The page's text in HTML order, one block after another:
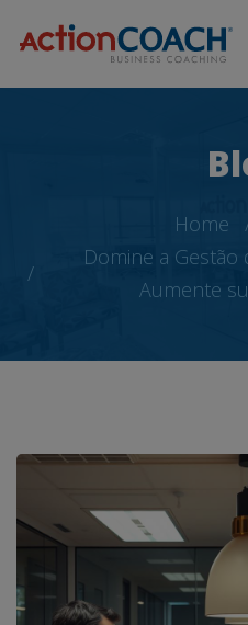
Home
Domine a Gestão
Aumente